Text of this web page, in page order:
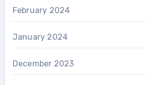
February 2024
January 2024
December 2023